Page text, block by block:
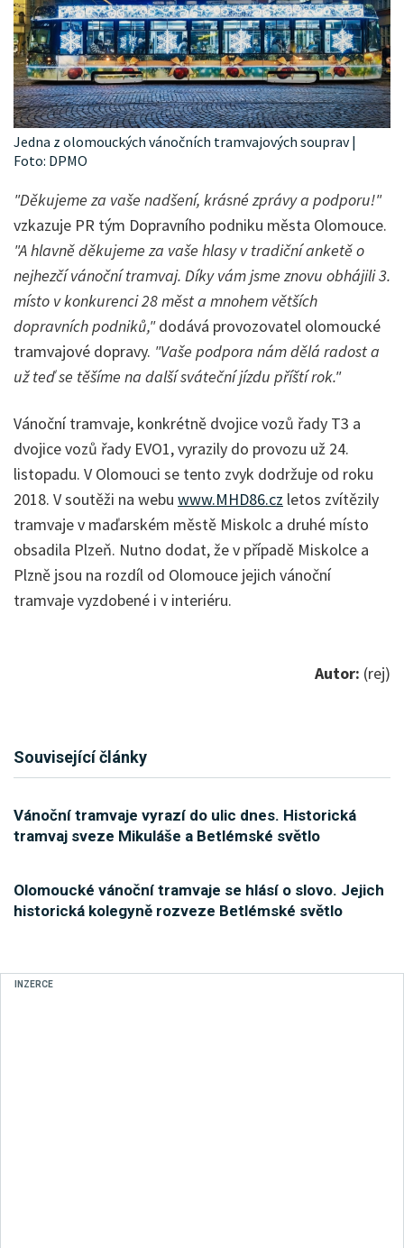
Jedna z olomouckých vánočních tramvajových souprav |
Foto: DPMO
"Děkujeme za vaše nadšení, krásné zprávy a podporu!"
vzkazuje PR tým Dopravního podniku města Olomouce.
"A hlavně děkujeme za vaše hlasy v tradiční anketě o
nejhezčí vánoční tramvaj. Díky vám jsme znovu obhájili 3.
místo v konkurenci 28 měst a mnohem větších
dopravních podniků,"dodává provozovatel olomoucké
tramvajové dopravy. "Vaše podpora nám dělá radost a
už teď se těšíme na další sváteční jízdu příští rok."
Vánoční tramvaje, konkrétně dvojice vozů řady T3 a
dvojice vozů řady EVO1, vyrazily do provozu už 24.
listopadu. V Olomouci se tento zvyk dodržuje od roku
2018. V soutěži na webu www.MHD86.cz letos zvítězily
tramvaje v maďarském městě Miskolc a druhé místo
obsadila Plzeň. Nutno dodat, že v případě Miskolce a
Plzně jsou na rozdíl od Olomouce jejich vánoční
tramvaje vyzdobené i v interiéru.
Autor: (rej)
Související články
Vánoční tramvaje vyrazí do ulic dnes. Historická
tramvaj sveze Mikuláše a Betlémské světlo
Olomoucké vánoční tramvaje se hlásí o slovo. Jejich
historická kolegyně rozveze Betlémské světlo
INZERCE